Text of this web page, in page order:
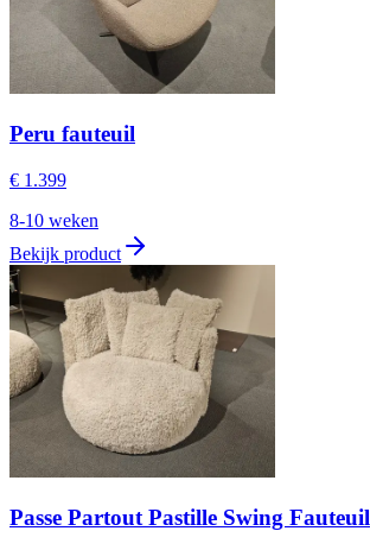
Peru fauteuil
€ 1.399
8-10 weken
Bekijk product
Passe Partout Pastille Swing Fauteuil